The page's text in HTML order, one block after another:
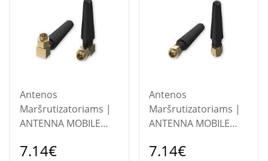
Antenos
Maršrutizatoriams |
ANTENNA MOBILE
COMPACT/PR1US450
7.14€
Antenos
Maršrutizatoriams |
ANTENNA MOBILE
PR1CS450 TELTONIKA
7.14€